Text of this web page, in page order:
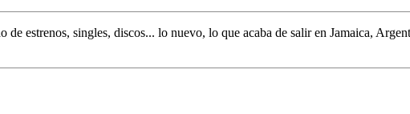
de estrenos, singles, discos... lo nuevo, lo que acaba de salir en Jamaica,